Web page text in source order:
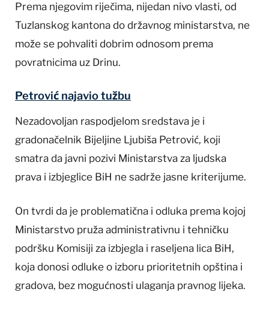
Prema njegovim riječima, nijedan nivo vlasti, od
Tuzlanskog kantona do državnog ministarstva, ne
može se pohvaliti dobrim odnosom prema
povratnicima uz Drinu.
Petrović najavio tužbu
Nezadovoljan raspodjelom sredstava je i
gradonačelnik Bijeljine Ljubiša Petrović, koji
smatra da javni pozivi Ministarstva za ljudska
prava i izbjeglice BiH ne sadrže jasne kriterijume.
On tvrdi da je problematična i odluka prema kojoj
Ministarstvo pruža administrativnu i tehničku
podršku Komisiji za izbjegla i raseljena lica BiH,
koja donosi odluke o izboru prioritetnih opština i
gradova, bez mogućnosti ulaganja pravnog lijeka.